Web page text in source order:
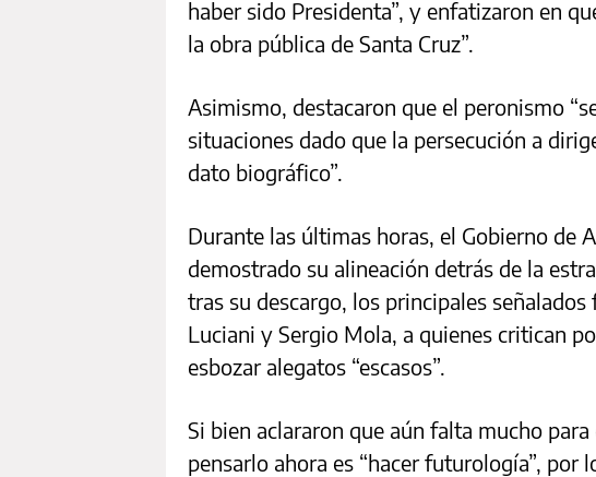
haber sido Presidenta”, y enfatizaron en
la obra pública de Santa Cruz”.
Asimismo, destacaron que el peronismo
situaciones dado que la persecución a
dato biográfico”.
Durante las últimas horas, el Gobierno de
demostrado su alineación detrás de la
tras su descargo, los principales
Luciani y Sergio Mola, a quienes critican
esbozar alegatos “escasos”.
Si bien aclararon que aún falta mucho
pensarlo ahora es “hacer futurología”, por